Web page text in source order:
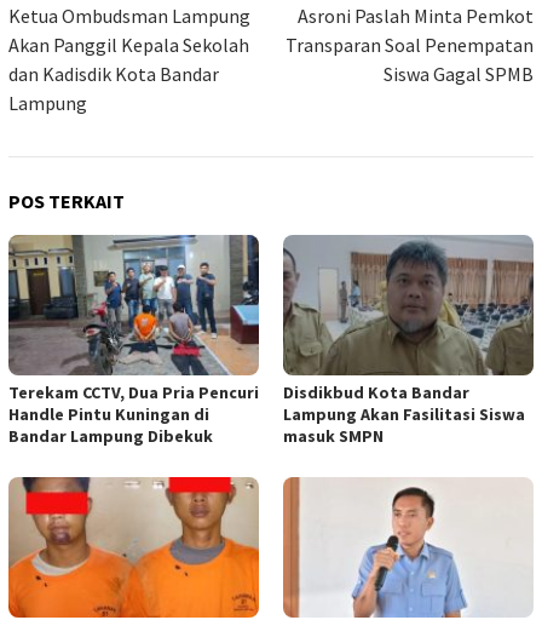
pos
Ketua Ombudsman Lampung
Akan Panggil Kepala Sekolah
dan Kadisdik Kota Bandar
Lampung
Asroni Paslah Minta Pemkot
Transparan Soal Penempatan
Siswa Gagal SPMB
POS TERKAIT
Terekam CCTV, Dua Pria Pencuri
Handle Pintu Kuningan di
Bandar Lampung Dibekuk
Disdikbud Kota Bandar
Lampung Akan Fasilitasi Siswa
masuk SMPN